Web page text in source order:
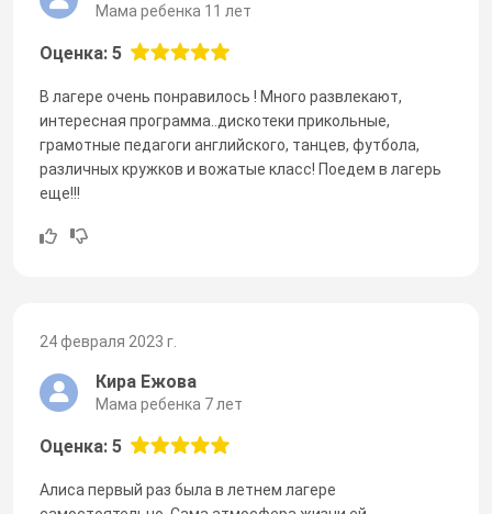
Мама ребенка 11 лет
Оценка: 5
В лагере очень понравилось ! Много развлекают,
интересная программа..дискотеки прикольные,
грамотные педагоги английского, танцев, футбола,
различных кружков и вожатые класс! Поедем в лагерь
еще!!!
24 февраля 2023 г.
Кира Ежова
Мама ребенка 7 лет
Оценка: 5
Алиса первый раз была в летнем лагере